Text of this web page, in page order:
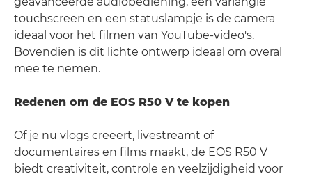
touchscreen en een statuslampje is de camera
ideaal voor het filmen van YouTube-video's.
Bovendien is dit lichte ontwerp ideaal om overal
mee te nemen.
Redenen om de EOS R50 V te kopen
Of je nu vlogs creëert, livestreamt of
documentaires en films maakt, de EOS R50 V
biedt creativiteit, controle en veelzijdigheid voor